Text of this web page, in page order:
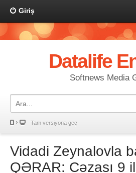
Giriş
Datalife
Softnews Media
Tam versiyona geç
Vidadi Zeynalovla
QƏRAR: Cəzası 9